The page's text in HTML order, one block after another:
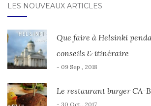
LES NOUVEAUX ARTICLES
Que faire à Helsinki
conseils & itinéraire
- 09 Sep , 2018
Le restaurant burger CA-
- 30 Oct , 2017